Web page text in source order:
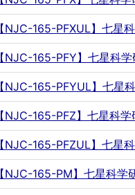
【NJC-165-PFXUL】七星
【NJC-165-PFY】七星科
【NJC-165-PFYUL】七星
【NJC-165-PFZ】七星科
【NJC-165-PFZUL】七星
【NJC-165-PM】七星科